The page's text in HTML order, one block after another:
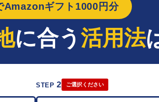
Amazonギフト1000円分
に合う 活用法
STEP2 ご選択ください